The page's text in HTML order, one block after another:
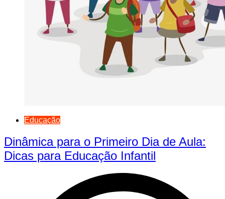
Educação
Dinâmica para o Primeiro Dia de Aula:
Dicas para Educação Infantil